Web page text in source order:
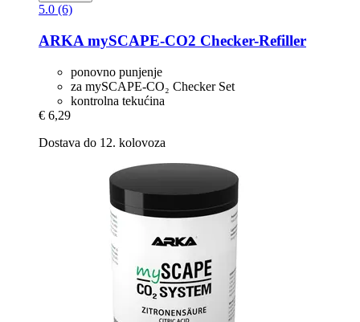
5.0 (6)
ARKA mySCAPE-​CO2 Checker-​Refiller
ponovno punjenje
za mySCAPE-CO₂ Checker Set
kontrolna tekućina
€ 6,29
Dostava do 12. kolovoza